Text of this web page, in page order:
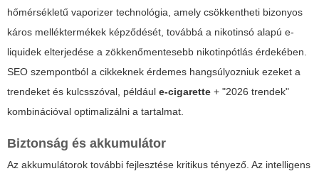
hőmérsékletű vaporizer technológia, amely csökkentheti bizonyos
káros melléktermékek képződését, továbbá a nikotinsó alapú e-
liquidek elterjedése a zökkenőmentesebb nikotinpótlás érdekében.
SEO szempontból a cikkeknek érdemes hangsúlyozniuk ezeket a
trendeket és kulcsszóval, például e-cigarette + "2026 trendek"
kombinációval optimalizálni a tartalmat.
Biztonság és akkumulátor
Az akkumulátorok további fejlesztése kritikus tényező. Az intelligens